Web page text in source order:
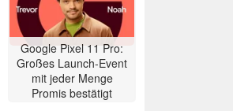
Google Pixel 11 Pro:
Großes Launch-Event
mit jeder Menge
Promis bestätigt